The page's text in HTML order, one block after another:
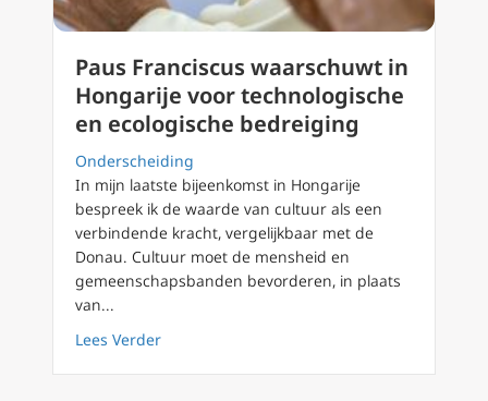
Paus Franciscus waarschuwt in
Hongarije voor technologische
en ecologische bedreiging
Onderscheiding
In mijn laatste bijeenkomst in Hongarije
bespreek ik de waarde van cultuur als een
verbindende kracht, vergelijkbaar met de
Donau. Cultuur moet de mensheid en
gemeenschapsbanden bevorderen, in plaats
van...
Lees Verderabout Paus Franciscus waarschuwt in